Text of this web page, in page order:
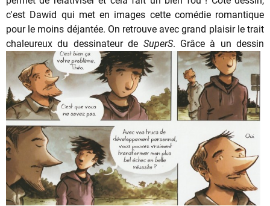
c'est Dawid qui met en images cette comédie romantique
pour le moins déjantée. On retrouve avec grand plaisir le trait
chaleureux du dessinateur de SuperS. Grâce à un dessin